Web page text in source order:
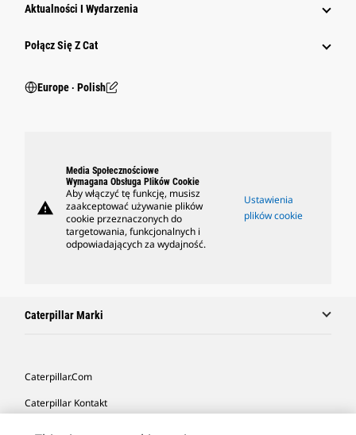
Aktualności I Wydarzenia
Połącz Się Z Cat
Europe ‧ Polish
warning
Media Społecznościowe
Wymagana Obsługa Plików Cookie
Aby włączyć tę funkcję, musisz
zaakceptować używanie plików
cookie przeznaczonych do
targetowania, funkcjonalnych i
odpowiadających za wydajność.
Ustawienia
plików cookie
Caterpillar Marki
Caterpillar.com
Caterpillar Kontakt